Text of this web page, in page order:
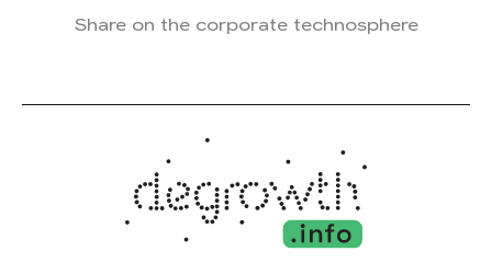
Share on the corporate technosphere